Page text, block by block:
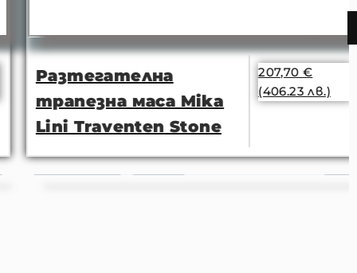
Разтегателна
трапезна маса Mika
Lini Traventen Stone
207,70€
(406.23 лв.)